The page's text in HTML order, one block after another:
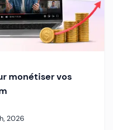
monétiser vos
2026